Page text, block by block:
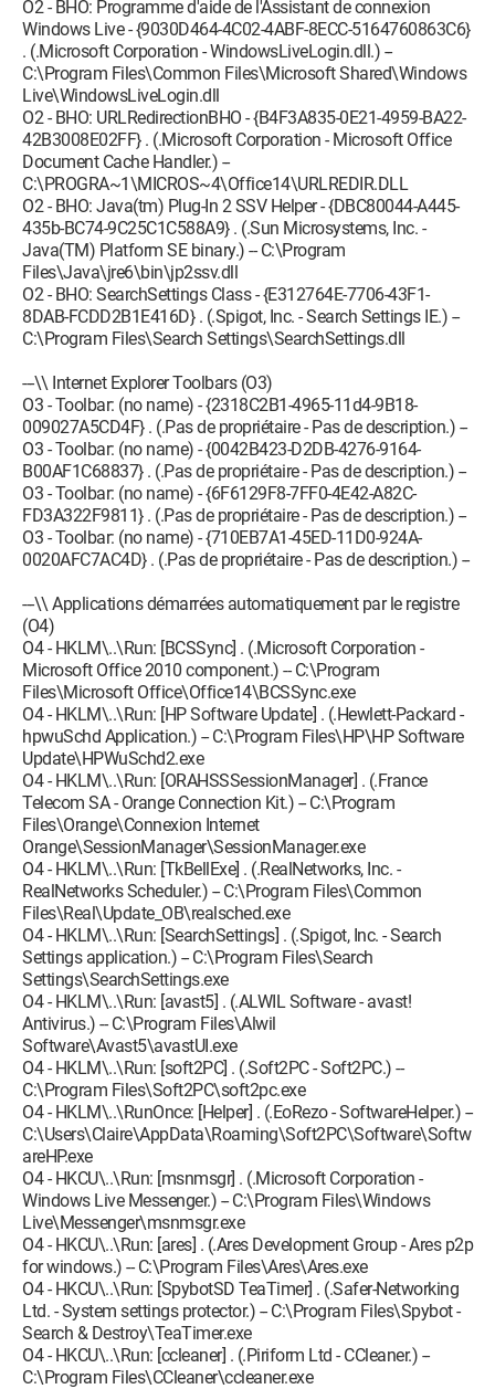
O2 - BHO: Programme d'aide de l'Assistant de connexion
Windows Live - {9030D464-4C02-4ABF-8ECC-5164760863C6}
. (.Microsoft Corporation - WindowsLiveLogin.dll.) --
C:\Program Files\Common Files\Microsoft Shared\Windows
Live\WindowsLiveLogin.dll
O2 - BHO: URLRedirectionBHO - {B4F3A835-0E21-4959-BA22-
42B3008E02FF} . (.Microsoft Corporation - Microsoft Office
Document Cache Handler.) --
C:\PROGRA~1\MICROS~4\Office14\URLREDIR.DLL
O2 - BHO: Java(tm) Plug-In 2 SSV Helper - {DBC80044-A445-
435b-BC74-9C25C1C588A9} . (.Sun Microsystems, Inc. -
Java(TM) Platform SE binary.) -- C:\Program
Files\Java\jre6\bin\jp2ssv.dll
O2 - BHO: SearchSettings Class - {E312764E-7706-43F1-
8DAB-FCDD2B1E416D} . (.Spigot, Inc. - Search Settings IE.) --
C:\Program Files\Search Settings\SearchSettings.dll
---\\ Internet Explorer Toolbars (O3)
O3 - Toolbar: (no name) - {2318C2B1-4965-11d4-9B18-
009027A5CD4F} . (.Pas de propriétaire - Pas de description.) --
O3 - Toolbar: (no name) - {0042B423-D2DB-4276-9164-
B00AF1C68837} . (.Pas de propriétaire - Pas de description.) --
O3 - Toolbar: (no name) - {6F6129F8-7FF0-4E42-A82C-
FD3A322F9811} . (.Pas de propriétaire - Pas de description.) --
O3 - Toolbar: (no name) - {710EB7A1-45ED-11D0-924A-
0020AFC7AC4D} . (.Pas de propriétaire - Pas de description.) --
---\\ Applications démarrées automatiquement par le registre
(O4)
O4 - HKLM\..\Run: [BCSSync] . (.Microsoft Corporation -
Microsoft Office 2010 component.) -- C:\Program
Files\Microsoft Office\Office14\BCSSync.exe
O4 - HKLM\..\Run: [HP Software Update] . (.Hewlett-Packard -
hpwuSchd Application.) -- C:\Program Files\HP\HP Software
Update\HPWuSchd2.exe
O4 - HKLM\..\Run: [ORAHSSSessionManager] . (.France
Telecom SA - Orange Connection Kit.) -- C:\Program
Files\Orange\Connexion Internet
Orange\SessionManager\SessionManager.exe
O4 - HKLM\..\Run: [TkBellExe] . (.RealNetworks, Inc. -
RealNetworks Scheduler.) -- C:\Program Files\Common
Files\Real\Update_OB\realsched.exe
O4 - HKLM\..\Run: [SearchSettings] . (.Spigot, Inc. - Search
Settings application.) -- C:\Program Files\Search
Settings\SearchSettings.exe
O4 - HKLM\..\Run: [avast5] . (.ALWIL Software - avast!
Antivirus.) -- C:\Program Files\Alwil
Software\Avast5\avastUI.exe
O4 - HKLM\..\Run: [soft2PC] . (.Soft2PC - Soft2PC.) --
C:\Program Files\Soft2PC\soft2pc.exe
O4 - HKLM\..\RunOnce: [Helper] . (.EoRezo - SoftwareHelper.) --
C:\Users\Claire\AppData\Roaming\Soft2PC\Software\Softw
areHP.exe
O4 - HKCU\..\Run: [msnmsgr] . (.Microsoft Corporation -
Windows Live Messenger.) -- C:\Program Files\Windows
Live\Messenger\msnmsgr.exe
O4 - HKCU\..\Run: [ares] . (.Ares Development Group - Ares p2p
for windows.) -- C:\Program Files\Ares\Ares.exe
O4 - HKCU\..\Run: [SpybotSD TeaTimer] . (.Safer-Networking
Ltd. - System settings protector.) -- C:\Program Files\Spybot -
Search & Destroy\TeaTimer.exe
O4 - HKCU\..\Run: [ccleaner] . (.Piriform Ltd - CCleaner.) --
C:\Program Files\CCleaner\ccleaner.exe